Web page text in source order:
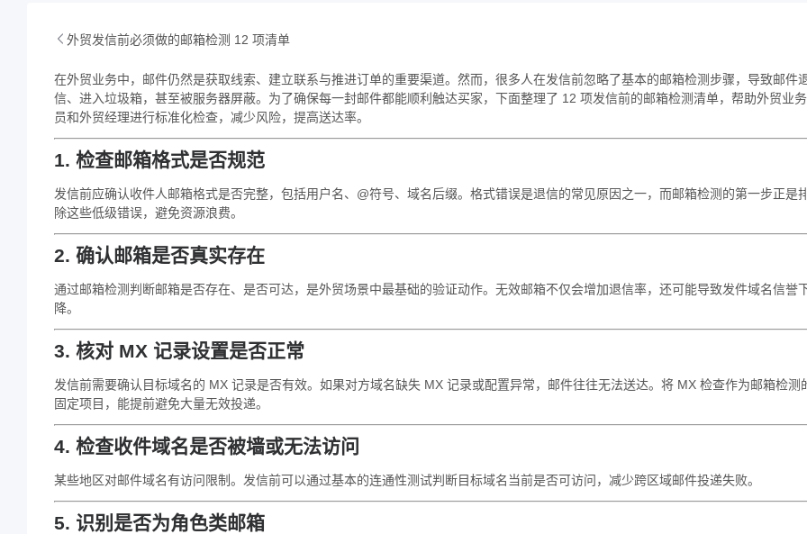
外贸发信前必须做的邮箱检测 12 项清单
在外贸业务中，邮件仍然是获取线索、建立联系与推进订单的重要渠道。然而，很多人在发信前忽略了基本的邮箱检测步骤，导致邮件
信、进入垃圾箱，甚至被服务器屏蔽。为了确保每一封邮件都能顺利触达买家，下面整理了 12 项发信前的邮箱检测清单，帮助外贸业务
员和外贸经理进行标准化检查，减少风险，提高送达率。
1. 检查邮箱格式是否规范
发信前应确认收件人邮箱格式是否完整，包括用户名、@符号、域名后缀。格式错误是退信的常见原因之一，而邮箱检测的第一步正是
除这些低级错误，避免资源浪费。
2. 确认邮箱是否真实存在
通过邮箱检测判断邮箱是否存在、是否可达，是外贸场景中最基础的验证动作。无效邮箱不仅会增加退信率，还可能导致发件域名信誉
降。
3. 核对 MX 记录设置是否正常
发信前需要确认目标域名的 MX 记录是否有效。如果对方域名缺失 MX 记录或配置异常，邮件往往无法送达。将 MX 检查作为邮箱检测
固定项目，能提前避免大量无效投递。
4. 检查收件域名是否被墙或无法访问
某些地区对邮件域名有访问限制。发信前可以通过基本的连通性测试判断目标域名当前是否可访问，减少跨区域邮件投递失败。
5. 识别是否为角色类邮箱